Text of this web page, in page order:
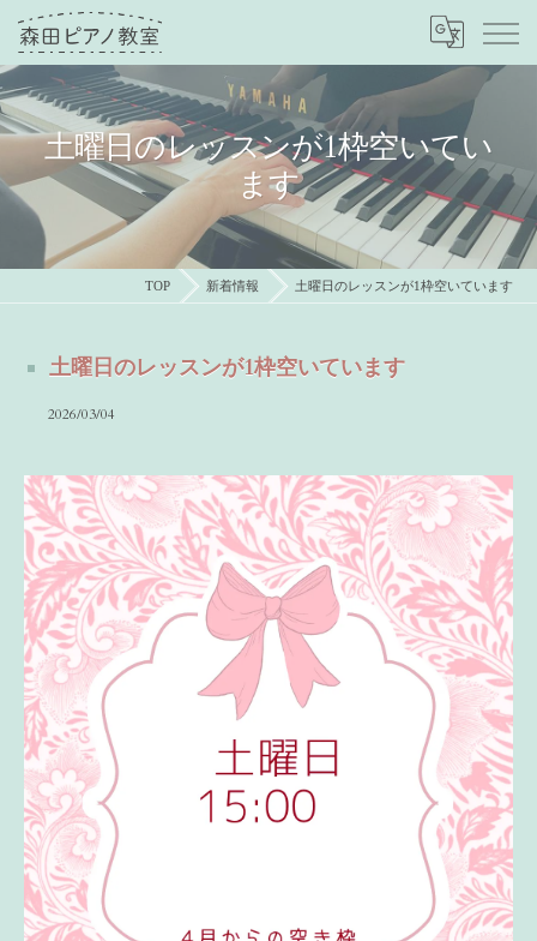
土曜日のレッスンが1枠空いてい
ます
TOP 新着情報 土曜日のレッスンが1枠空いています
土曜日のレッスンが1枠空いています
2026/03/04